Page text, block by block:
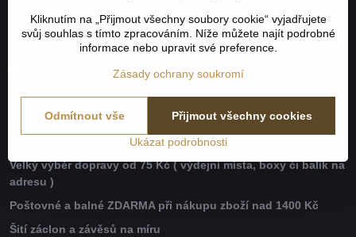
GDPR
Kontakt
Důvody proč nákup u nás
Garance vrácení zboží do 30 dnů
Velký výběr dopravy od 75 Kč ( výdejní místa, boxy či balík na
adresu )
Poštovné a balné ZDARMA při nákupu zboží nad 1400 Kč
Šití záclon a závěsů na míru
Kliknutím na „Přijmout všechny soubory cookie“ vyjadřujete
svůj souhlas s tímto zpracováním. Níže můžete najít podrobné
informace nebo upravit své preference.
Zásady ochrany soukromí
Ukázat podrobnosti
Přijmout všechny cookies
Odmítnout vše